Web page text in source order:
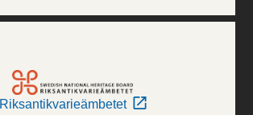
Riksantikvarieämbetet